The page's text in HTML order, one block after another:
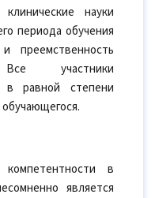
науки
периода обучения
преемственность
участники
в равной степени
компетентности в
является